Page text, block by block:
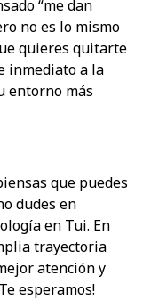
“me dan
no es lo mismo
quieres quitarte
inmediato a la
entorno más
que puedes
dudes en
en Tui. En
trayectoria
atención y
esperamos!